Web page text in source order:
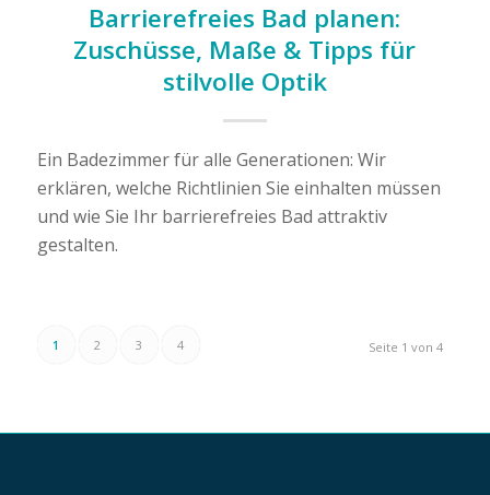
Barrierefreies Bad planen:
Zuschüsse, Maße & Tipps für
stilvolle Optik
Ein Badezimmer für alle Generationen: Wir
erklären, welche Richtlinien Sie einhalten müssen
und wie Sie Ihr barrierefreies Bad attraktiv
gestalten.
Seite 1 von 4
1 2 3 4